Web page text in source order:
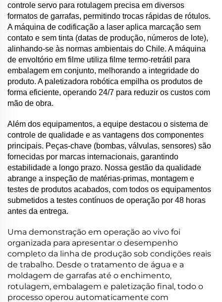
controle servo para rotulagem precisa em diversos
formatos de garrafas, permitindo trocas rápidas de rótulos.
A máquina de codificação a laser aplica marcação sem
contato e sem tinta (datas de produção, números de lote),
alinhando-se às normas ambientais do Chile. A máquina
de envoltório em filme utiliza filme termo-retrátil para
embalagem em conjunto, melhorando a integridade do
produto. A paletizadora robótica empilha os produtos de
forma eficiente, operando 24/7 para reduzir os custos com
mão de obra.
Além dos equipamentos, a equipe destacou o sistema de
controle de qualidade e as vantagens dos componentes
principais. Peças-chave (bombas, válvulas, sensores) são
fornecidas por marcas internacionais, garantindo
estabilidade a longo prazo. Nossa gestão da qualidade
abrange a inspeção de matérias-primas, montagem e
testes de produtos acabados, com todos os equipamentos
submetidos a testes contínuos de operação por 48 horas
antes da entrega.
Uma demonstração em operação ao vivo foi
organizada para apresentar o desempenho
completo da linha de produção sob condições reais
de trabalho. Desde o tratamento de água e a
moldagem de garrafas até o enchimento,
rotulagem, embalagem e paletização final, todo o
processo operou automaticamente com